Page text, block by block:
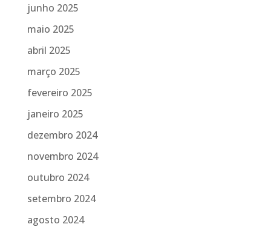
junho 2025
maio 2025
abril 2025
março 2025
fevereiro 2025
janeiro 2025
dezembro 2024
novembro 2024
outubro 2024
setembro 2024
agosto 2024